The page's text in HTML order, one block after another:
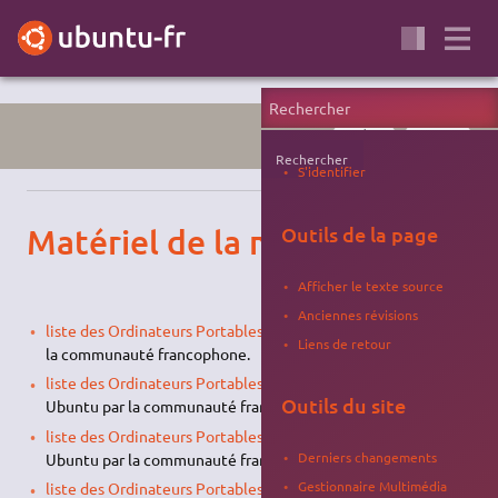
MATÉRIEL PORTABLE
Matériel de la marque Acer
liste des Ordinateurs Portables Acer
la communauté francophone.
liste des Ordinateurs Portables Acer Aspire 1xxx
Ubuntu par la communauté francophone.
liste des Ordinateurs Portables Acer Aspire 5xxx
Ubuntu par la communauté francophone.
liste des Ordinateurs Portables Acertestés sous Ubuntu par
Rechercher
S'identifier
Outils de la page
Afficher le texte source
Anciennes révisions
Liens de retour
Outils du site
Derniers changements
Gestionnaire Multimédia